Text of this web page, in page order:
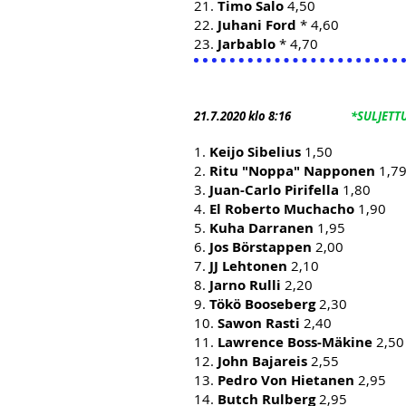
21. Timo Salo 4,50
22. Juhani Ford * 4,60
23. Jarbablo * 4,70
21.7.2020 klo 8:16
1. Keijo Sibelius 1,50
2. Ritu "Noppa" Napponen 1,79
3. Juan-Carlo Pirifella 1,80
4. El Roberto Muchacho 1,90
5. Kuha Darranen 1,95
6. Jos Börstappen 2,00
7. JJ Lehtonen 2,10
8. Jarno Rulli 2,20
9. Tökö Booseberg2,30
10. Sawon Rasti 2,40
11. Lawrence Boss-Mäkine 2,50
12. John Bajareis 2,55
13. Pedro Von Hietanen 2,95
14. Butch Rulberg2,95